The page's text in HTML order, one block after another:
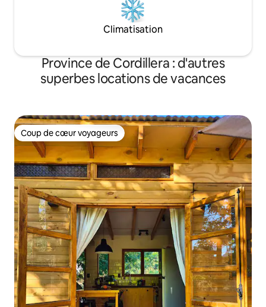
Climatisation
Province de Cordillera : d'autres
superbes locations de vacances
Coup de cœur voyageurs
Coup de cœur voyageurs